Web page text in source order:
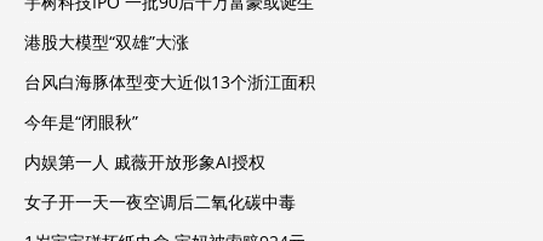
港股大模型“双雄”大涨
台风白海豚体型变大近似13个浙江面积
今年是“闭眼秋”
内娱第一人 戚薇开放形象AI授权
女子开一天一夜空调后二氧化碳中毒